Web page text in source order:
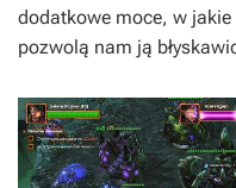
dodatkowe moce, w
pozwolą nam ją